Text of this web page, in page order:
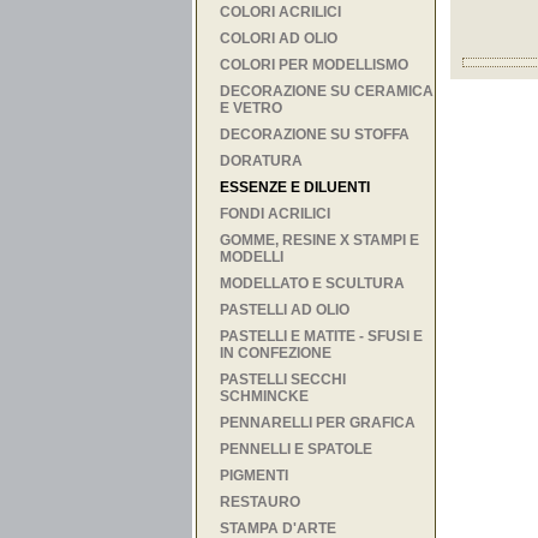
COLORI ACRILICI
COLORI AD OLIO
COLORI PER MODELLISMO
DECORAZIONE SU CERAMICA
E VETRO
DECORAZIONE SU STOFFA
DORATURA
ESSENZE E DILUENTI
FONDI ACRILICI
GOMME, RESINE X STAMPI E
MODELLI
MODELLATO E SCULTURA
PASTELLI AD OLIO
PASTELLI E MATITE - SFUSI E
IN CONFEZIONE
PASTELLI SECCHI
SCHMINCKE
PENNARELLI PER GRAFICA
PENNELLI E SPATOLE
PIGMENTI
RESTAURO
STAMPA D'ARTE